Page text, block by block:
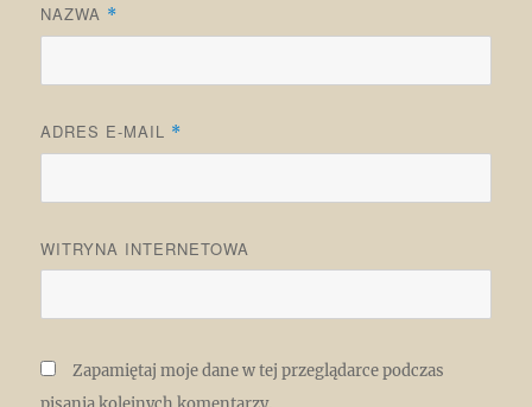
NAZWA *
ADRES E-MAIL *
WITRYNA INTERNETOWA
Zapamiętaj moje dane w tej przeglądarce podczas